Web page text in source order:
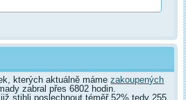
kterých aktuálně mámezakoupených
zabral přes 6802 hodin.
stihli poslechnout téměř 52% tedy 255